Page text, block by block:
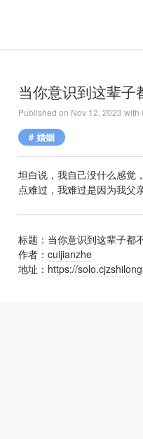
当你意识到这辈子
Published on Nov 12, 2023 with
# 婚姻
坦白说，我自己没什么感觉
点难过，我难过是因为我父
标题：当你意识到这辈子都
作者： cuijianzhe
地址： https://